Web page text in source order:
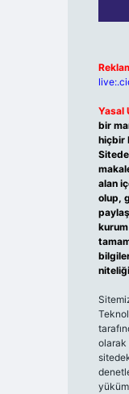
Yasal
bir
hiçbir
Sitede
alan
olup,
olarak